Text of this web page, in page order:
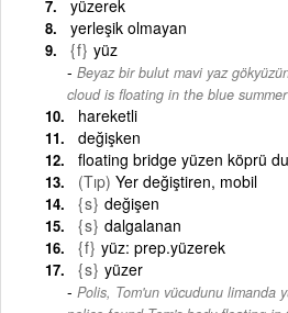
yüzerek
yerleşik olmayan
{f} yüz
Beyaz bir bulut mavi yaz
cloud is floating in the blue summer
hareketli
değişken
floating bridge yüzen köprü
(Tıp) Yer değiştiren, mobil
{s} değişen
{s} dalgalanan
{f} yüz: prep.yüzerek
{s} yüzer
Polis, Tom'un vücudunu limanda